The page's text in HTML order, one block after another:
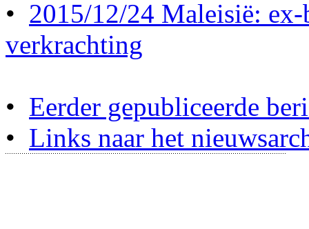
• 2015/12/24 Maleisië:
verkrachting
• Eerder gepubliceerde
• Links naar het